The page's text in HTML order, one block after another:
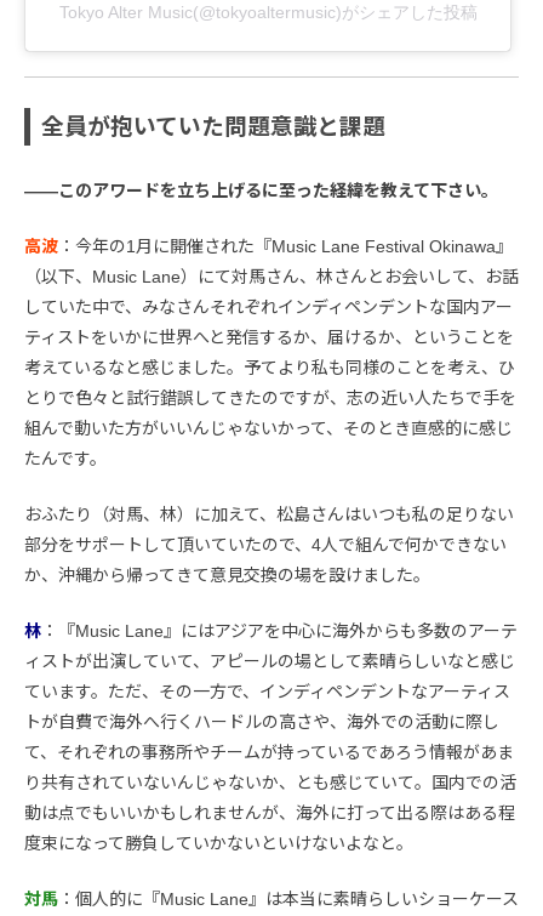
Tokyo Alter Music(@tokyoaltermusic)がシェアした投稿
全員が抱いていた問題意識と課題
――このアワードを立ち上げるに至った経緯を教えて下さい。
高波 ：今年の1月に開催された『Music Lane Festival Okinawa』
（以下、Music Lane）にて対馬さん、林さんとお会いして、お話
していた中で、みなさんそれぞれインディペンデントな国内アー
ティストをいかに世界へと発信するか、届けるか、ということを
考えているなと感じました。予てより私も同様のことを考え、ひ
とりで色々と試行錯誤してきたのですが、志の近い人たちで手を
組んで動いた方がいいんじゃないかって、そのとき直感的に感じ
たんです。
おふたり（対馬、林）に加えて、松島さんはいつも私の足りない
部分をサポートして頂いていたので、4人で組んで何かできない
か、沖縄から帰ってきて意見交換の場を設けました。
林 ：『Music Lane』にはアジアを中心に海外からも多数のアーテ
ィストが出演していて、アピールの場として素晴らしいなと感じ
ています。ただ、その一方で、インディペンデントなアーティス
トが自費で海外へ行くハードルの高さや、海外での活動に際し
て、それぞれの事務所やチームが持っているであろう情報があま
り共有されていないんじゃないか、とも感じていて。国内での活
動は点でもいいかもしれませんが、海外に打って出る際はある程
度束になって勝負していかないといけないよなと。
対馬 ：個人的に『Music Lane』は本当に素晴らしいショーケース